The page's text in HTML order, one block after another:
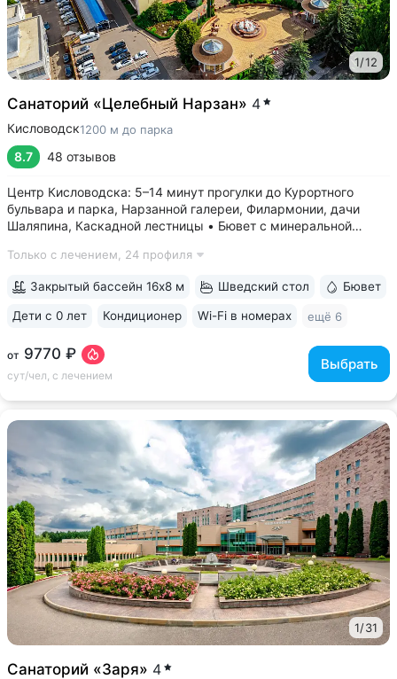
1/12
Санаторий «Целебный Нарзан» 4
Кисловодск1200 м до парка
8.7 48 отзывов
Центр Кисловодска: 5–14 минут прогулки до Курортного
бульвара и парка, Нарзанной галереи, Филармонии, дачи
Шаляпина, Каскадной лестницы • Бювет с минеральной
«Славяновская» (Железноводск), «Ессентуки № 4» •
Только с лечением, 24 профиля
от 9770 ₽
сут/чел, с лечением
Выбрать
Закрытый бассейн 16х8 м Шведский стол Бювет
Дети с 0 лет Кондиционер Wi-Fi в номерах ещё 6
1/31
Санаторий «Заря» 4